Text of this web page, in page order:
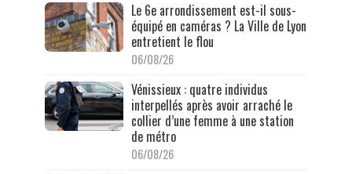
Le 6e arrondissement est-il sous-
équipé en caméras ? La Ville de Lyon
entretient le flou
06/08/26
Vénissieux : quatre individus
interpellés après avoir arraché le
collier d’une femme à une station
de métro
06/08/26